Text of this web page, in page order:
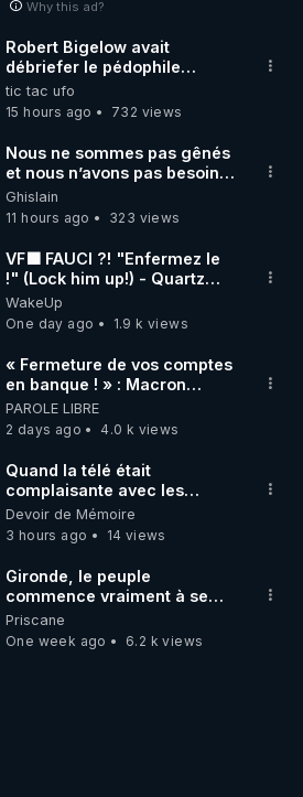
Why this ad?
Robert Bigelow avait
débriefer le pédophile
génocidaire de donald j
trump
tic tac ufo
15 hours ago
732 views
Nous ne sommes pas gênés
et nous n’avons pas besoin
de nous excuser ! #jw
#jehovah #collegecentral
Ghislain
11 hours ago
323 views
VF🟩 FAUCI ?! "Enfermez le
!" (Lock him up!) - Quartz
Traduction
WakeUp
One day ago
1.9 k views
« Fermeture de vos comptes
en banque ! » : Macron
impose une loi folle !
PAROLE LIBRE
2 days ago
4.0 k views
Quand la télé était
complaisante avec les
pédophiles
Devoir de Mémoire
3 hours ago
14 views
Gironde, le peuple
commence vraiment à se
poser des questions !
Qu'est-ce qu'il nous cache...
Priscane
One week ago
6.2 k views